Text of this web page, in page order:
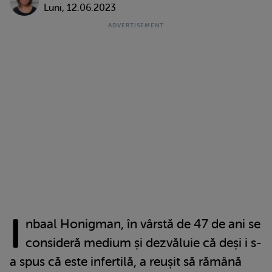
Luni, 12.06.2023
I nbaal Honigman, în vârstă de 47 de ani se
consideră medium și dezvăluie că deși i s-
a spus că este infertilă, a reușit să rămână